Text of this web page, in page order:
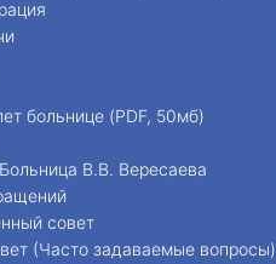
больнице (PDF, 50мб)
В.В. Вересаева
совет
(Часто задаваемые вопросы)